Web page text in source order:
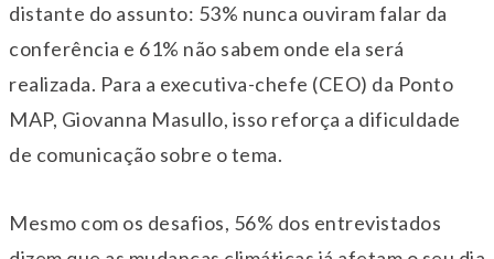
distante do assunto: 53% nunca ouviram falar da
conferência e 61% não sabem onde ela será
realizada. Para a executiva-chefe (CEO) da Ponto
MAP, Giovanna Masullo, isso reforça a dificuldade
de comunicação sobre o tema.
Mesmo com os desafios, 56% dos entrevistados